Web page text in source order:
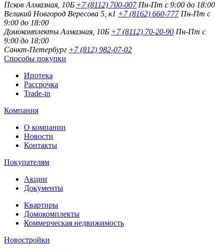
Псков Алмазная, 10Б +7 (8112) 700-007 Пн-Пт с 9:00 до 18:00
Великий Новгород Вересова 5, к1 +7 (8162) 660-777 Пн-Пт с
9:00 до 18:00
Домокомплекты Алмазная, 10Б +7 (8112) 70-20-90 Пн-Пт с
9:00 до 18:00
Санкт-Петербург +7 (812) 982-07-02
Способы покупки
Ипотека
Рассрочка
Trade-in
Компания
О компании
Новости
Контакты
Покупателям
Акции
Документы
Квартиры
Домокомплекты
Коммерческая недвижимость
Новостройки